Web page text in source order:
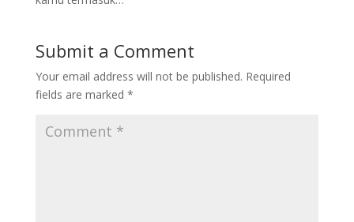
Submit a Comment
Your email address will not be published. Required
fields are marked *